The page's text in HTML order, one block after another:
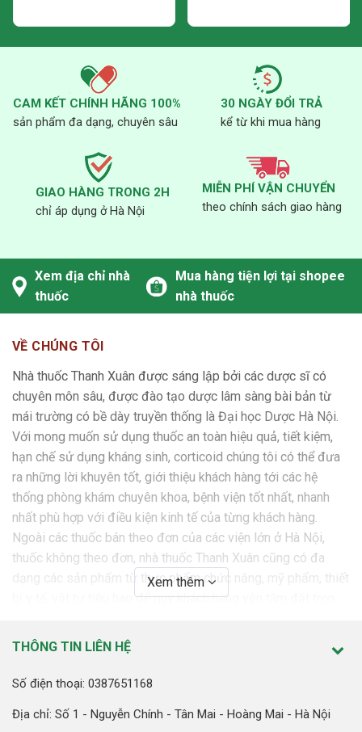
CAM KẾT CHÍNH HÃNG 100%
sản phẩm đa dạng, chuyên sâu
30 NGÀY ĐỔI TRẢ
kể từ khi mua hàng
GIAO HÀNG TRONG 2H
chỉ áp dụng ở Hà Nội
MIỄN PHÍ VẬN CHUYỂN
theo chính sách giao hàng
Xem địa chỉ nhà
thuốc
Mua hàng tiện lợi tại shopee
nhà thuốc
VỀ CHÚNG TÔI
Nhà thuốc Thanh Xuân được sáng lập bởi các dược sĩ có
chuyên môn sâu, được đào tạo dược lâm sàng bài bản từ
mái trường có bề dày truyền thống là Đại học Dược Hà Nội.
Với mong muốn sử dụng thuốc an toàn hiệu quả, tiết kiệm,
hạn chế sử dụng kháng sinh, corticoid chúng tôi có thể đưa
ra những lời khuyên tốt, giới thiệu khách hàng tới các hệ
thống phòng khám chuyên khoa, bệnh viện tốt nhất, nhanh
nhất phù hợp với điều kiện kinh tế của từng khách hàng.
Ngoài các thuốc bán theo đơn của các viện lớn ở Hà Nội,
thuốc không theo đơn, nhà thuốc Thanh Xuân cũng có đa
dạng các sản phẩm từ thực phẩm chức năng, mỹ phẩm, thiết
bị y tế, vật tư tiêu hao để quý khách hàng yên tâm đặt trọn
SỨ MỆNH
Nhà thuốc Thanh Xuân cam kết mang tới những sản phẩm,
luôn bên bạn”
Xem thêm
THÔNG TIN LIÊN HỆ
Số điện thoại: 0387651168
Địa chỉ: Số 1 - Nguyễn Chính - Tân Mai - Hoàng Mai - Hà Nội